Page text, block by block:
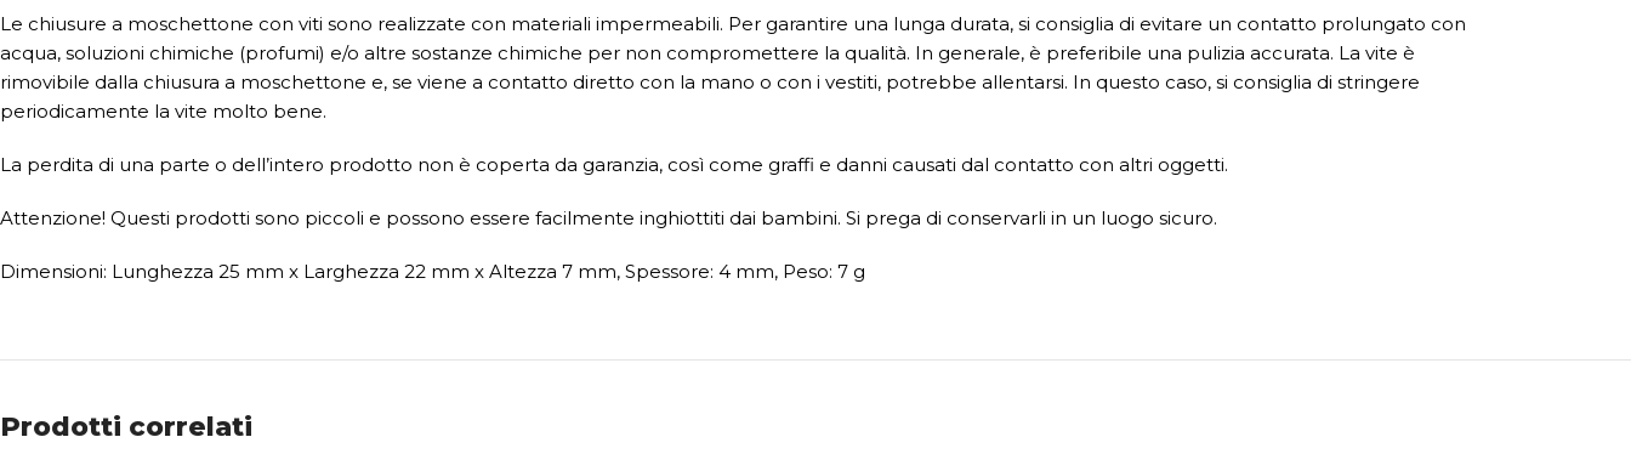
Le chiusure a moschettone con viti sono realizzate con materiali impermeabili. Per garantire una lunga durata, si consiglia di evitare un contatto prolungato con
acqua, soluzioni chimiche (profumi) e/o altre sostanze chimiche per non compromettere la qualità. In generale, è preferibile una pulizia accurata. La vite è
rimovibile dalla chiusura a moschettone e, se viene a contatto diretto con la mano o con i vestiti, potrebbe allentarsi. In questo caso, si consiglia di stringere
periodicamente la vite molto bene.
La perdita di una parte o dell’intero prodotto non è coperta da garanzia, così come graffi e danni causati dal contatto con altri oggetti.
Attenzione! Questi prodotti sono piccoli e possono essere facilmente inghiottiti dai bambini. Si prega di conservarli in un luogo sicuro.
Dimensioni: Lunghezza 25 mm x Larghezza 22 mm x Altezza 7 mm, Spessore: 4 mm, Peso: 7 g
Prodotti correlati